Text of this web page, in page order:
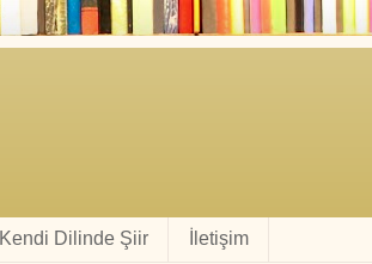
Kendi Dilinde Şiir İletişim